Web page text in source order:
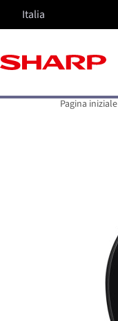
Italia
Pagina iniziale